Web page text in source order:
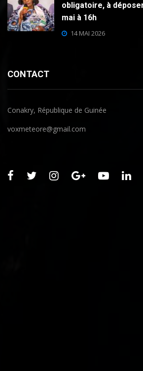
obligatoire, à
mai à 16h
14 MAI 2026
CONTACT
Conakry, République de Guinée
voxmeteore@gmail.com